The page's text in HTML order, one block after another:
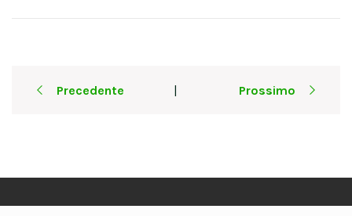
navigationPrecedente | Prossimo